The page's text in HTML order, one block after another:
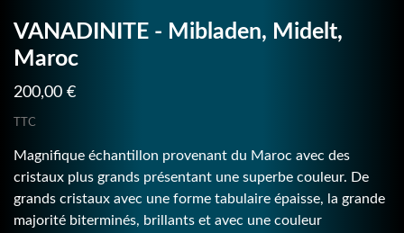
VANADINITE - Mibladen, Midelt,
Maroc
200,00 €
TTC
Magnifique échantillon provenant du Maroc avec des
cristaux plus grands présentant une superbe couleur. De
grands cristaux avec une forme tabulaire épaisse, la grande
majorité biterminés, brillants et avec une couleur